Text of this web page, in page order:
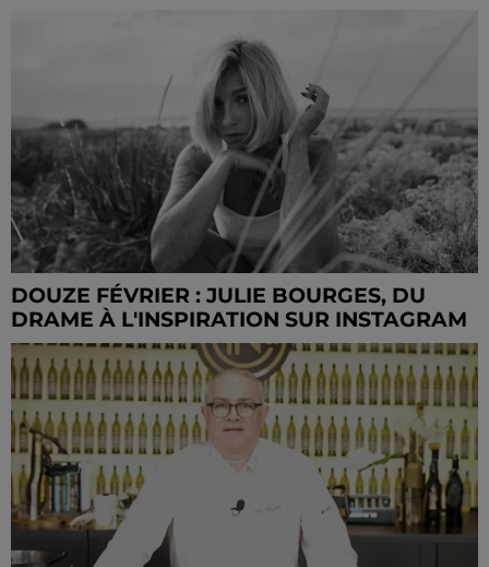
DOUZE FÉVRIER : JULIE BOURGES, DU
DRAME À L'INSPIRATION SUR INSTAGRAM